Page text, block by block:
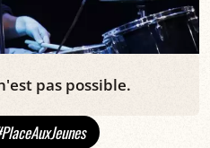
pas possible.